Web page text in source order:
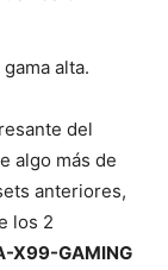
alta.
del
algo más de
anteriores,
los 2
X99-GAMING